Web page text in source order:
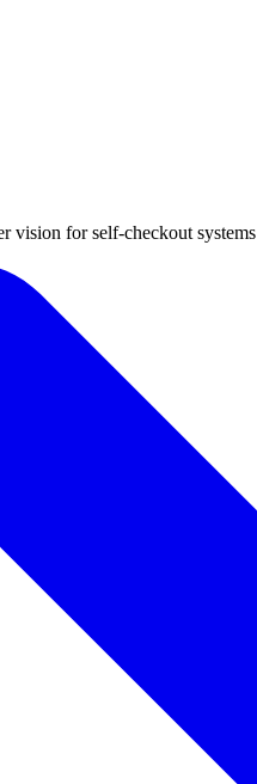
vision for self-checkout systems